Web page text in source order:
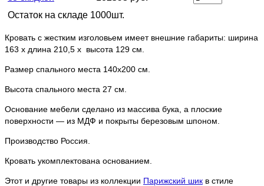
Остаток на складе 1000шт.
Кровать с жестким изголовьем имеет внешние габариты: ширина
163 х длина 210,5 х высота 129 см.
Размер спального места 140х200 см.
Высота спального места 27 см.
Основание мебели сделано из массива бука, а плоские
поверхности — из МДФ и покрыты березовым шпоном.
Производство Россия.
Кровать укомплектована основанием.
Этот и другие товары из коллекции Парижский шик в стиле